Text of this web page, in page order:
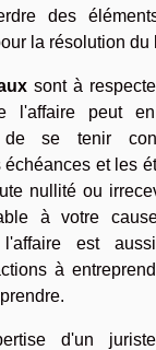
des
la résolution du
sont à
l'affaire peut
de se tenir
et les
nullité ou
à votre
est
à
d'un